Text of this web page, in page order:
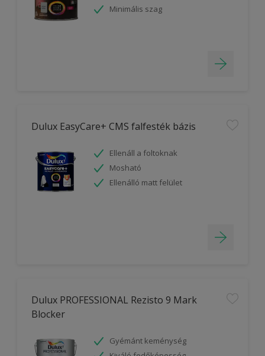
Minimális szag
Dulux EasyCare+ CMS falfesték bázis
Ellenáll a foltoknak
Mosható
Ellenálló matt felület
Dulux PROFESSIONAL Rezisto 9 Mark
Blocker
Gyémánt keménység